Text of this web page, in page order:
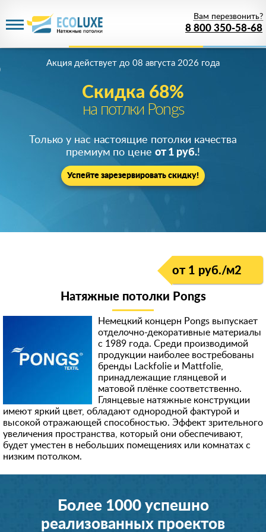
8 800 350-58-68
Вам перезвонить?
Скидка 68%
на потлки Pongs
Акция действует до 08 августа 2026 года
Только у нас настоящие потолки качества
премиум по цене от 1 руб.!
Успейте зарезервировать скидку!
от 1 руб./м2
Натяжные потолки Pongs
Немецкий концерн Pongs выпускает
отделочно-декоративные материалы
с 1989 года. Среди производимой
продукции наиболее востребованы
бренды Lackfolie и Mattfolie,
принадлежащие глянцевой и
матовой плёнке соответственно.
Глянцевые натяжные конструкции
имеют яркий цвет, обладают однородной фактурой и
высокой отражающей способностью. Эффект зрительного
увеличения пространства, который они обеспечивают,
будет уместен в небольших помещениях или комнатах с
низким потолком.
Более 1000 успешно
реализованных проектов